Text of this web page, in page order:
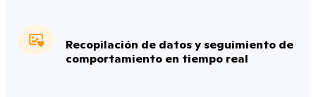
Recopilación de datos y seguimiento de
comportamiento en tiempo real